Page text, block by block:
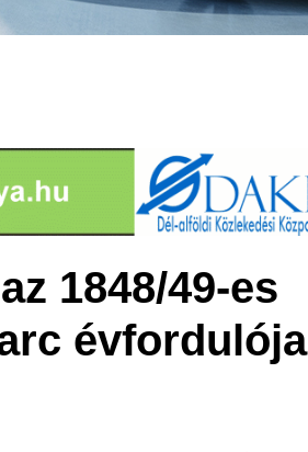
1848/49-es
évfordulója